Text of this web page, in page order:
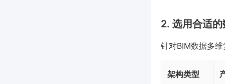
2. 选用合适
针对BIM数据多
架构类型